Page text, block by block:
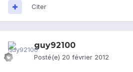
Citer
guy92100
Posté(e) 20 février 2012